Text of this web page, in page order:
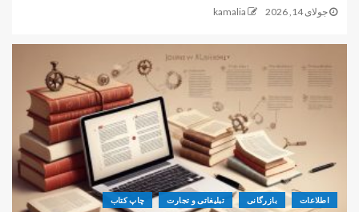
جولای 14, 2026 kamalia
اطلاعات بازرگانی تبلیغاتی و تجارت چاپ کتاب